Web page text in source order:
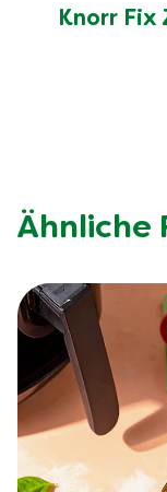
Knorr Fix
Ähnliche